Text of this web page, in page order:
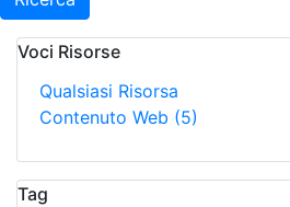
Voci Risorse
Qualsiasi Risorsa
Contenuto Web (5)
Tag